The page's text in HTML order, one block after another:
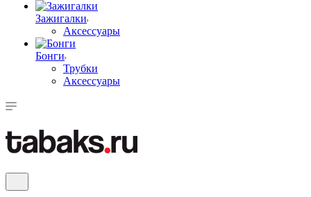
Зажигалки
Аксессуары
Бонги
Трубки
Аксессуары